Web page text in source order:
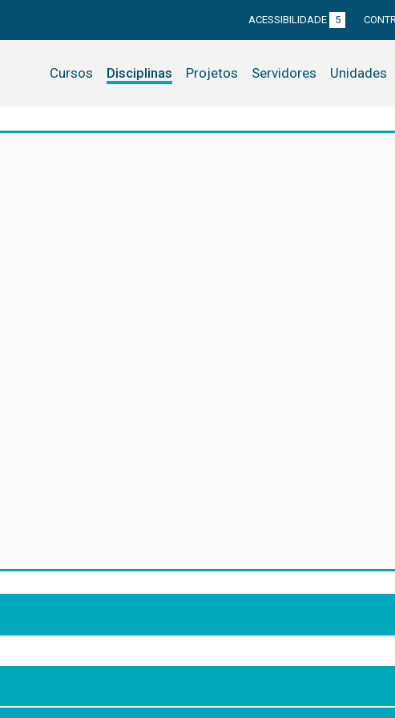
ACESSIBILIDADE 5
Cursos Disciplinas Projetos Servidores Unidades